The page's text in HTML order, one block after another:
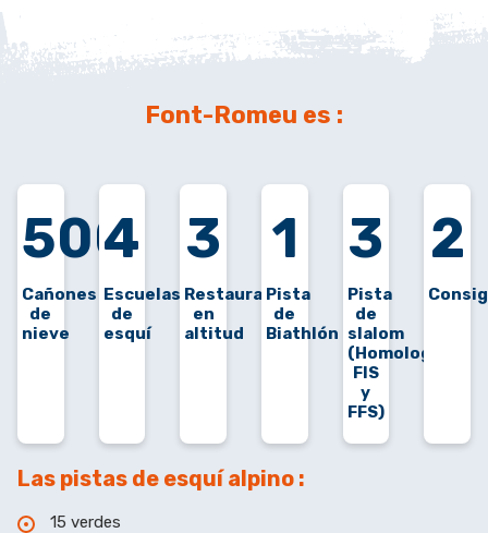
Font-Romeu es :
500
Cañones
de
nieve
4
Escuelas
de
esquí
3
Restaurantes
en
altitud
1
Pista
de
Biathlón
3
Pista
de
slalom
(Homologada
FIS
y
FFS)
2
Las pistas de esquí alpino :
15 verdes